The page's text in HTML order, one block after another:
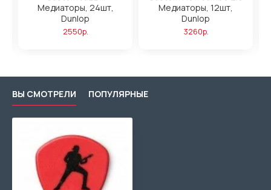
Медиаторы, 24шт,
Dunlop
2550р.
Медиаторы, 12шт,
Dunlop
3260р.
ВЫ СМОТРЕЛИ ПОПУЛЯРНЫЕ